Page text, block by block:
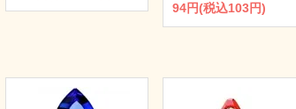
94円(税込103円)